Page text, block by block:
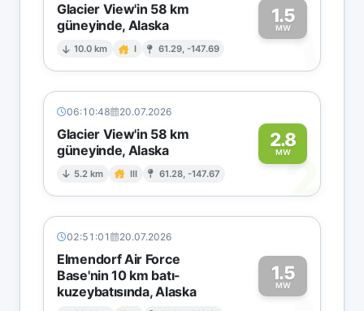
Glacier View'in 58 km
güneyinde, Alaska
10.0 km I 61.29, -147.69
1.5
MW1
06:10:48 20.07.2026
Glacier View'in 58 km
güneyinde, Alaska
5.2 km III 61.28, -147.67
2.8
MW2
02:51:01 20.07.2026
Elmendorf Air Force
Base'nin 10 km batı-
kuzeybatısında, Alaska
1.5
MW